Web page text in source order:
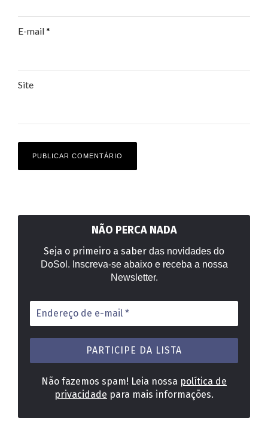
E-mail*
Site
NÃO PERCA NADA
Seja o primeiro a saber das novidades do
DoSol. Inscreva-se abaixo e receba a nossa
Newsletter.
Endereço
de
e-
mail
Não fazemos spam! Leia nossa política de
privacidade para mais informações.